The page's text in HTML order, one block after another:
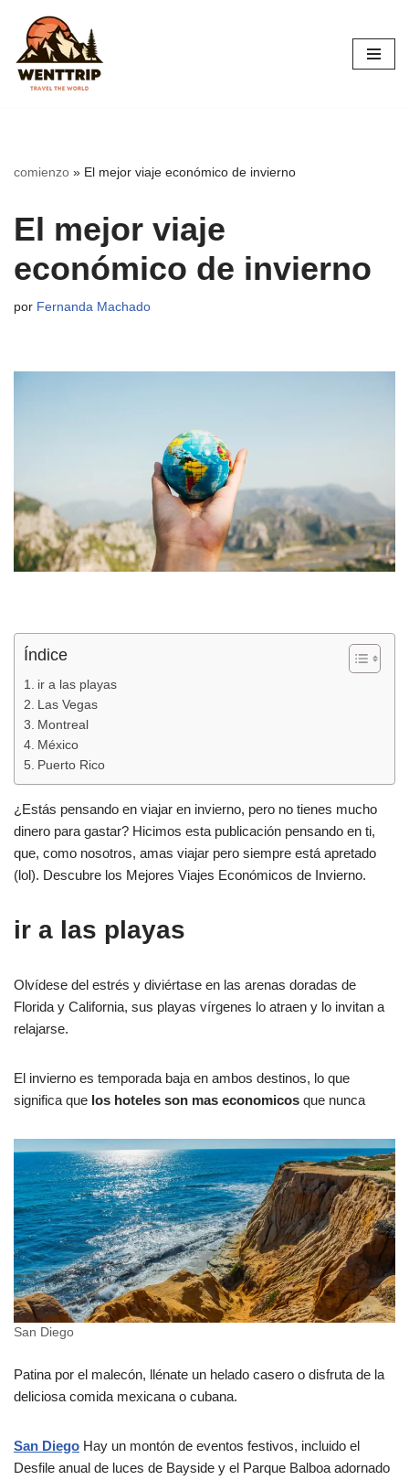
Saltar
al
contenido
comienzo » El mejor viaje económico de invierno
El mejor viaje
económico de invierno
por Fernanda Machado
Índice
ir a las playas
Las Vegas
Montreal
México
Puerto Rico
¿Estás pensando en viajar en invierno, pero no tienes mucho
dinero para gastar? Hicimos esta publicación pensando en ti,
que, como nosotros, amas viajar pero siempre está apretado
(lol). Descubre los Mejores Viajes Económicos de Invierno.
ir a las playas
Olvídese del estrés y diviértase en las arenas doradas de
Florida y California, sus playas vírgenes lo atraen y lo invitan a
relajarse.
El invierno es temporada baja en ambos destinos, lo que
significa que los hoteles son mas economicos que nunca
San Diego
Patina por el malecón, llénate un helado casero o disfruta de la
deliciosa comida mexicana o cubana.
San Diego Hay un montón de eventos festivos, incluido el
Desfile anual de luces de Bayside y el Parque Balboa adornado